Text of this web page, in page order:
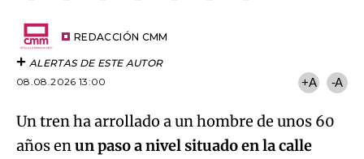
REDACCIÓN CMM
ALERTAS DE ESTE AUTOR
08.08.2026 13:00
+A -A
Un tren ha arrollado a un hombre de unos 60
años enun paso a nivel situado en la calle